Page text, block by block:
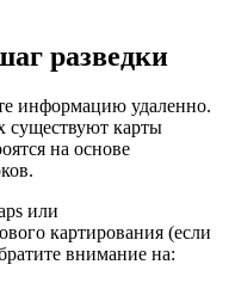
разведки
информацию удаленно.
существуют карты
на основе
или
картирования (если
внимание на: